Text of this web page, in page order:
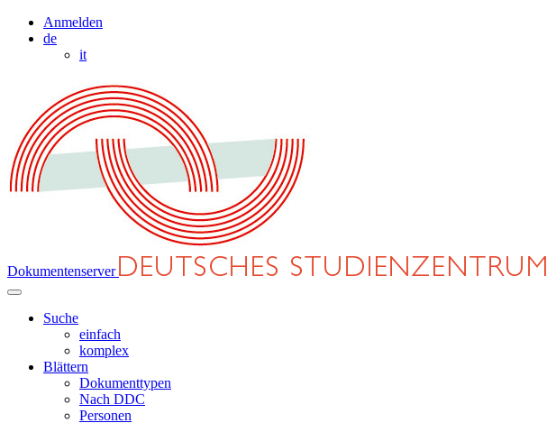
Anmelden
de
it
Dokumentenserver
Suche
einfach
komplex
Blättern
Dokumenttypen
Nach DDC
Personen